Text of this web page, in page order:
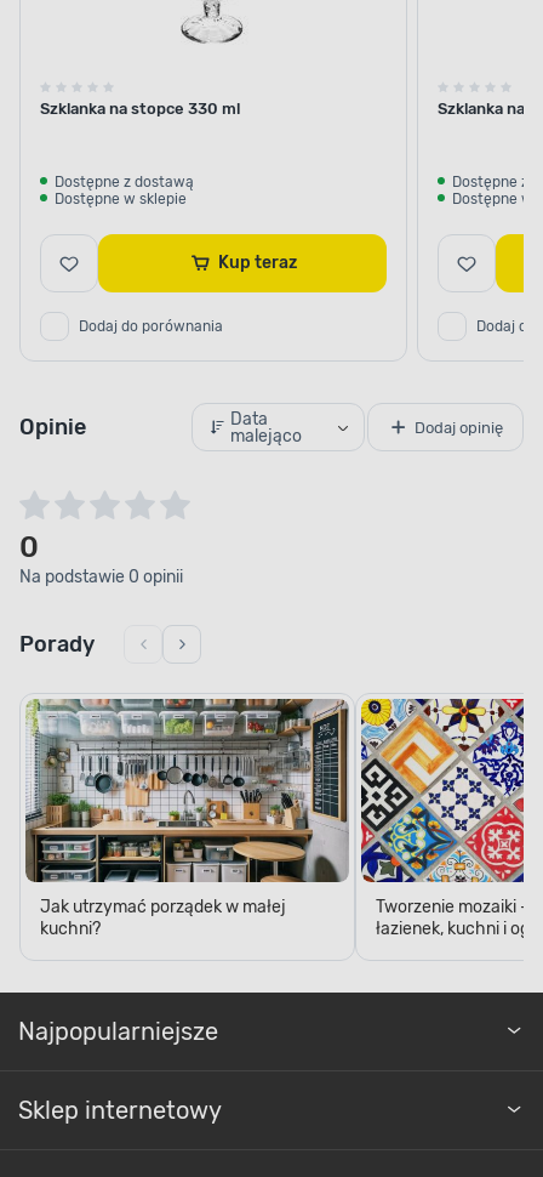
Szklanka na stopce 330 ml
Dostępne z dostawą
Dostępne w sklepie
Kup teraz
Dodaj do porównania
Szklanka na
Dostępne z
Dostępne w
Dodaj do
Opinie
Data
malejąco
Dodaj opinię
0
Na podstawie 0 opinii
Porady
Jak utrzymać porządek w małej
kuchni?
Tworzenie mozaiki -
łazienek, kuchni i
Najpopularniejsze
Sklep internetowy